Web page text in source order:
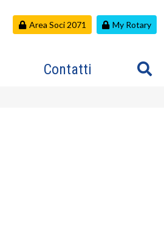
Area Soci 2071 My Rotary
Contatti